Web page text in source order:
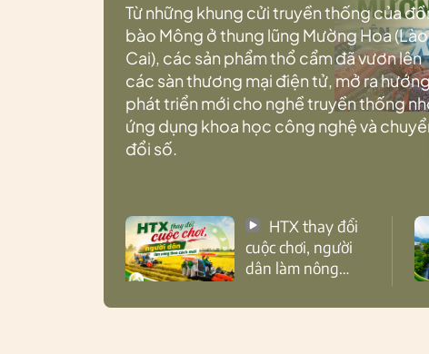
Từ những khung cửi truyền thống của
bào Mông ở thung lũng Mường Hoa (Lào
Cai), các sản phẩm thổ cẩm đã vươn lên
các sàn thương mại điện tử, mở ra
phát triển mới cho nghề truyền thống
ứng dụng khoa học công nghệ và
đổi số.
cuộc chơi, người
dân làm nông